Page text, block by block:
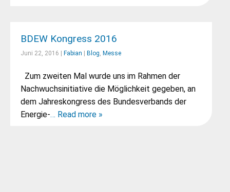
BDEW Kongress 2016
Juni 22, 2016 | Fabian Blog, Messe
Zum zweiten Mal wurde uns im Rahmen der
Nachwuchsinitiative die Möglichkeit gegeben, an
dem Jahreskongress des Bundesverbands der
Energie-… Read more »